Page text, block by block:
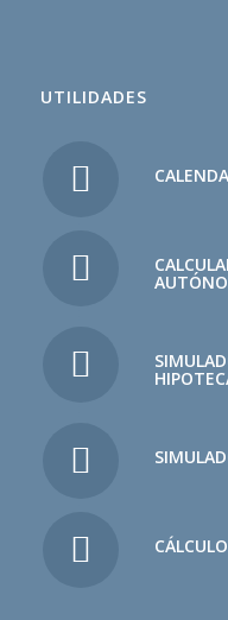
UTILIDADES